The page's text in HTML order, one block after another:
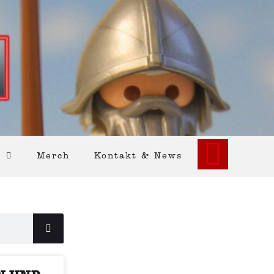
Merch Kontakt & News